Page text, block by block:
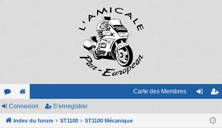
or
u
e
sit
Carte des Membres
nr
Connexion S’enregistrer
Index du forum ST1100 ST1100 Mécanique